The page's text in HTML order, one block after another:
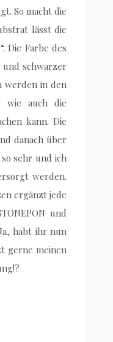
So macht die
lässt die
Die Farbe des
schwarzer
werden in den
wie auch die
kann. Die
danach über
sehr und ich
werden.
ergänzt jede
und
habt ihr nun
gerne meinen